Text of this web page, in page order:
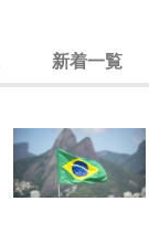
新着一覧